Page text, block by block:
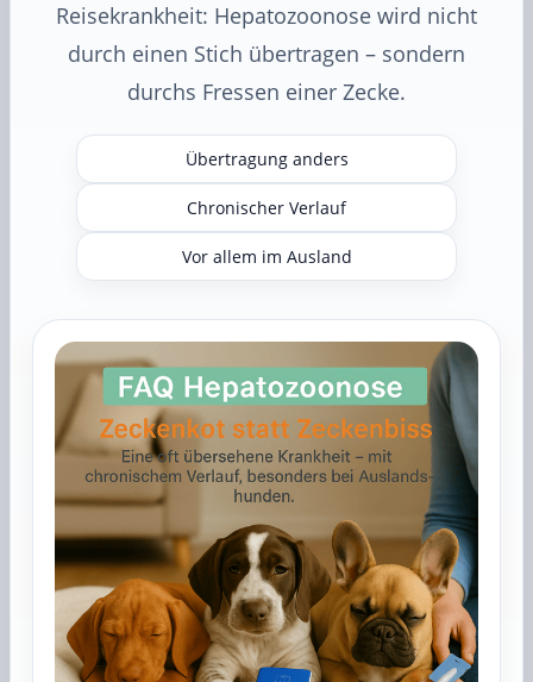
Reisekrankheit: Hepatozoonose wird nicht
durch einen Stich übertragen – sondern
durchs Fressen einer Zecke.
Übertragung anders
Chronischer Verlauf
Vor allem im Ausland